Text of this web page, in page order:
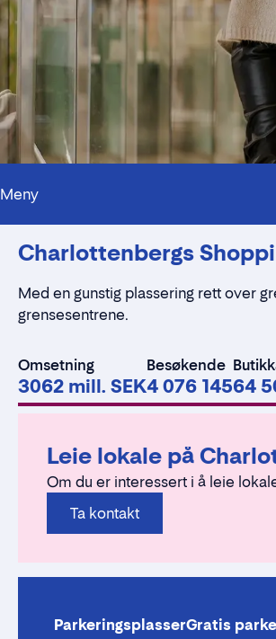
Meny
Charlottenbergs
Med en gunstig plassering rett over
grensesentrene.
Omsetning
3062 mill. SEK
Besøkende
4 076 14564
Leie lokale på
Om du er interessert i å leie
Ta kontakt
ParkeringsplasserGratis